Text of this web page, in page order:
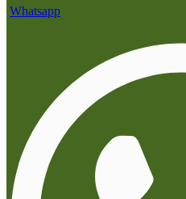
Whatsapp